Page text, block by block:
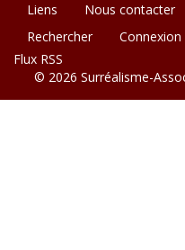
Liens Nous contacter
Rechercher
Connexion
Flux RSS
© 2026 Surréalisme-